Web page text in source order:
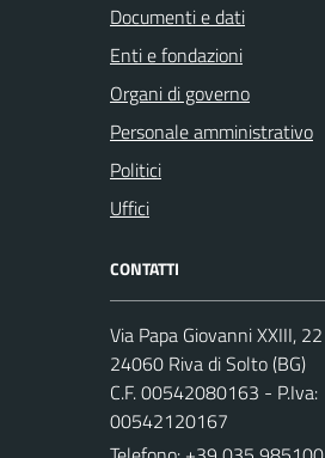
Documenti e dati
Enti e fondazioni
Organi di governo
Personale amministrativo
Politici
Uffici
CONTATTI
Via Papa Giovanni XXIII, 22
24060 Riva di Solto (BG)
C.F. 00542080163 - P.Iva:
00542120167